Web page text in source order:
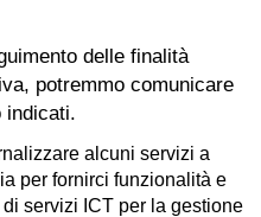
delle finalità
potremmo comunicare
indicati.
alcuni servizi a
per fornirci funzionalità e
servizi ICT per la gestione